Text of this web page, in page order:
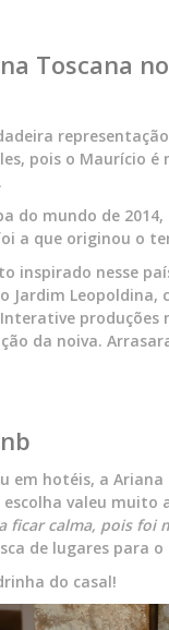
Toscana
pois o Maurício é
do mundo de
a que originou o
inspirado nesse
Jardim
da noiva.
em hotéis, a
valeu muito
ficar calma, pois
de lugares para o
do casal!